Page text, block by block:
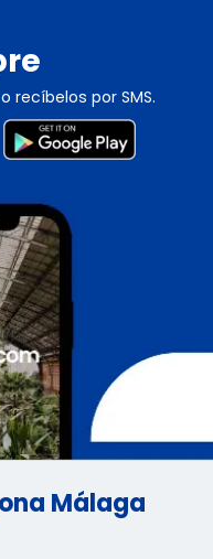
recíbelos por SMS.
Málaga